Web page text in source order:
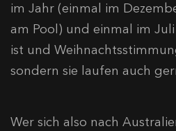
im Jahr (einmal im
am Pool) und einmal im
ist und
sondern sie laufen auch
Wer sich also nach